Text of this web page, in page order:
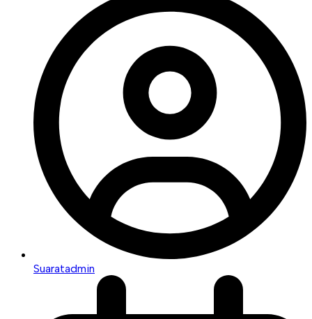
Suaratadmin